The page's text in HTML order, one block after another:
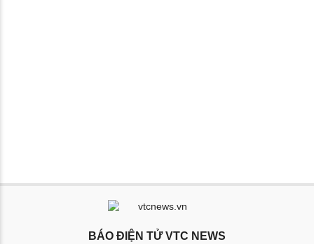
BÁO ĐIỆN TỬ VTC NEWS